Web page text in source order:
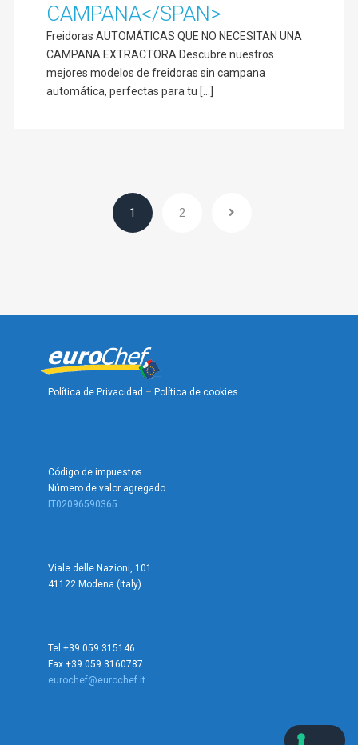
CAMPANA</SPAN>
Freidoras AUTOMÁTICAS QUE NO NECESITAN UNA
CAMPANA EXTRACTORA Descubre nuestros
mejores modelos de freidoras sin campana
automática, perfectas para tu [...]
1 2
Política de Privacidad – Política de cookies
Código de impuestos
Número de valor agregado
IT02096590365
Viale delle Nazioni, 101
41122 Modena (Italy)
Tel +39 059 315146
Fax +39 059 3160787
eurochef@eurochef.it